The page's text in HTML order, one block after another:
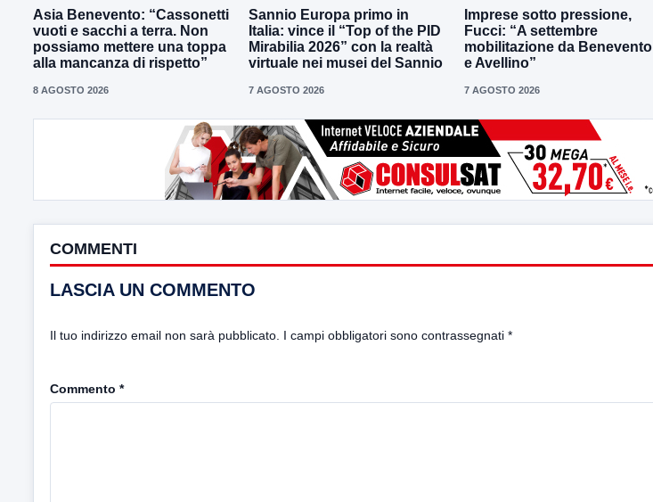
Asia Benevento: “Cassonetti
vuoti e sacchi a terra. Non
possiamo mettere una toppa
alla mancanza di rispetto”
8 AGOSTO 2026
Sannio Europa primo in
Italia: vince il “Top of the PID
Mirabilia 2026” con la realtà
virtuale nei musei del Sannio
7 AGOSTO 2026
Imprese sotto pressione,
Fucci: “A settembre
mobilitazione da Benevento
e Avellino”
7 AGOSTO 2026
COMMENTI
LASCIA UN COMMENTO
Il tuo indirizzo email non sarà pubblicato. I campi obbligatori sono contrassegnati *
Commento *